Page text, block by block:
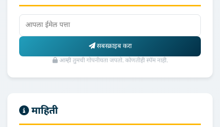
सबस्क्राइब करा
आम्ही तुमची गोपनीयता जपतो. कोणतीही स्पॅम नाही.
माहिती